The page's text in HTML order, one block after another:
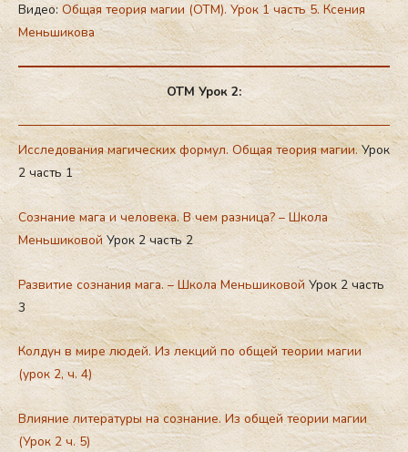
Видео:Общая теория магии (ОТМ). Урок 1 часть 5. Ксения
Меньшикова
ОТМ Урок 2:
Исследования магических формул. Общая теория магии.Урок
2 часть 1
Сознание мага и человека. В чем разница? – Школа
МеньшиковойУрок 2 часть 2
Развитие сознания мага. – Школа МеньшиковойУрок 2 часть
3
Колдун в мире людей. Из лекций по общей теории магии
(урок 2, ч. 4)
Влияние литературы на сознание. Из общей теории магии
(Урок 2 ч. 5)